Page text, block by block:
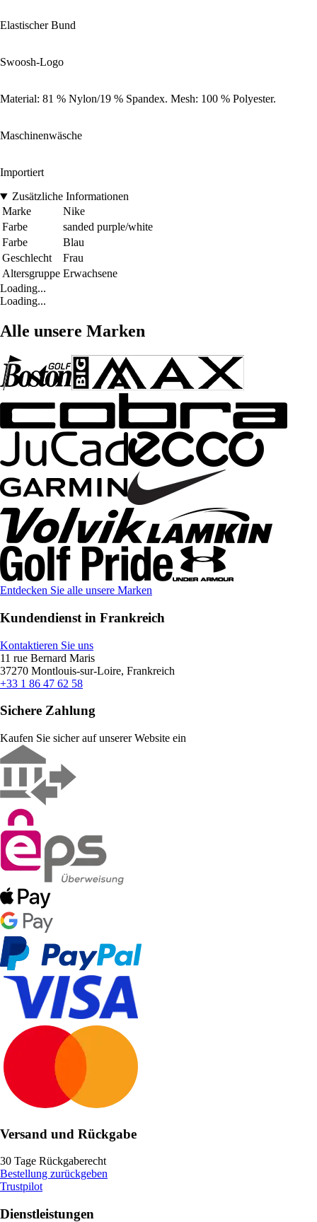
Elastischer Bund
Swoosh-Logo
Material: 81 % Nylon/19 % Spandex. Mesh: 100 % Polyester.
Maschinenwäsche
Importiert
Zusätzliche Informationen
Marke
Nike
Farbe
sanded purple/white
Farbe
Blau
Geschlecht
Frau
Altersgruppe Erwachsene
Loading...
Loading...
Alle unsere Marken
Entdecken Sie alle unsere Marken
Kundendienst in Frankreich
Kontaktieren Sie uns
11 rue Bernard Maris
37270 Montlouis-sur-Loire, Frankreich
+33 1 86 47 62 58
Sichere Zahlung
Kaufen Sie sicher auf unserer Website ein
Versand und Rückgabe
30 Tage Rückgaberecht
Bestellung zurückgeben
Trustpilot
Dienstleistungen